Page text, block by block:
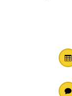

